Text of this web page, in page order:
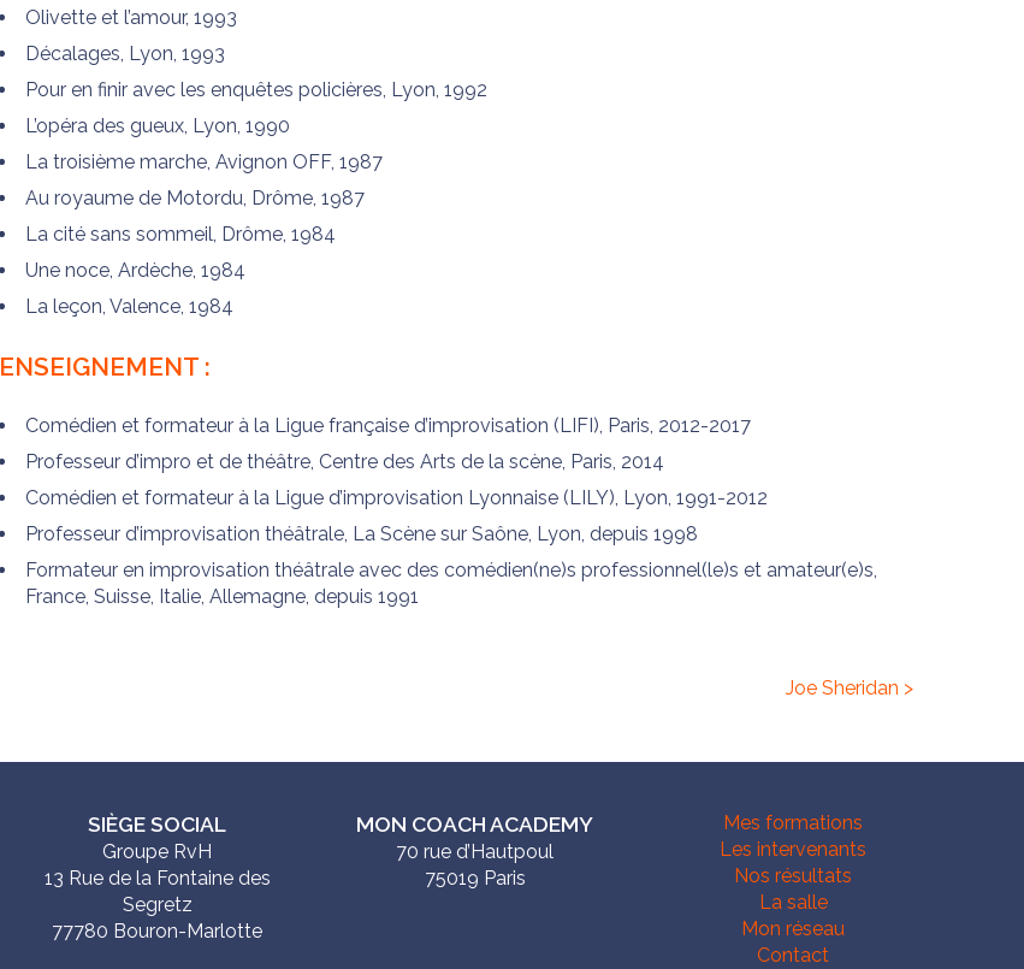
Olivette et l’amour, 1993
Décalages, Lyon, 1993
Pour en finir avec les enquêtes policières, Lyon, 1992
L’opéra des gueux, Lyon, 1990
La troisième marche, Avignon OFF, 1987
Au royaume de Motordu, Drôme, 1987
La cité sans sommeil, Drôme, 1984
Une noce, Ardèche, 1984
La leçon, Valence, 1984
ENSEIGNEMENT :
Comédien et formateur à la Ligue française d’improvisation (LIFI), Paris, 2012-2017
Professeur d’impro et de théâtre, Centre des Arts de la scène, Paris, 2014
Comédien et formateur à la Ligue d’improvisation Lyonnaise (LILY), Lyon, 1991-2012
Professeur d’improvisation théâtrale, La Scène sur Saône, Lyon, depuis 1998
Formateur en improvisation théâtrale avec des comédien(ne)s professionnel(le)s et amateur(e)s,
France, Suisse, Italie, Allemagne, depuis 1991
Joe Sheridan >
SIÈGE SOCIAL
Groupe RvH
13 Rue de la Fontaine des
Segretz
77780 Bouron-Marlotte
MON COACH ACADEMY
70 rue d’Hautpoul
75019 Paris
Mes formations
Les intervenants
Nos résultats
La salle
Mon réseau
Contact